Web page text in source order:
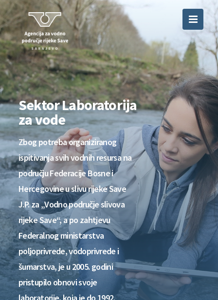
Sektor Laboratorija
za vode
Zbog potreba organiziranog
ispitivanja svih vodnih resursa na
području Federacije Bosne i
Hercegovine u slivu rijeke Save
J.P. za „Vodno područje slivova
rijeke Save“, a po zahtjevu
Federalnog ministarstva
poljoprivrede, vodoprivrede i
šumarstva, je u 2005. godini
pristupilo obnovi svoje